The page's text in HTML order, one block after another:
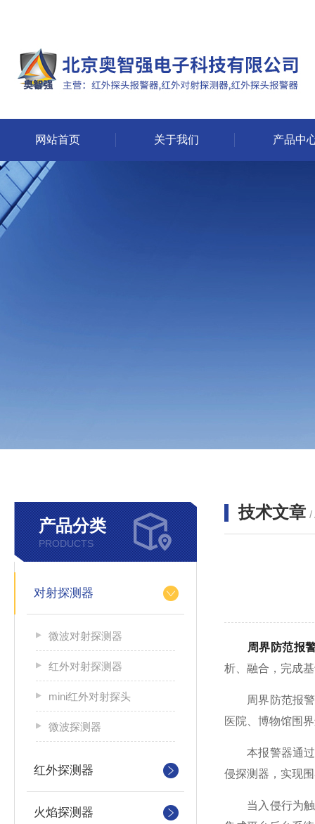
网站首页 关于我们 产品中
产品分类
PRODUCTS
对射探测器
微波对射探测器
红外对射探测器
mini红外对射探头
微波探测器
红外探测器
火焰探测器
技术文章 /
周界防范报
析、融合，完成
周界防范报警
医院、博物馆围
本报警器通过
侵探测器，实现
当入侵行为触